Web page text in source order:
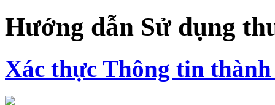
Hướng dẫn Sử dụng
Xác thực Thông tin